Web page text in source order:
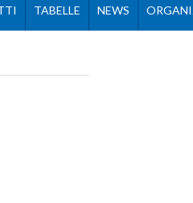
TABELLE NEWS